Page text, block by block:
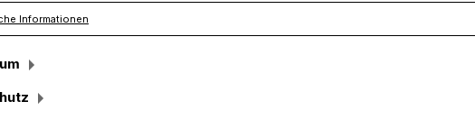
für schwarze Schafe“ in Gastro- und
Die Gewerkschaft „Nahrung-
unseriöse Machenschaften und
Informationen